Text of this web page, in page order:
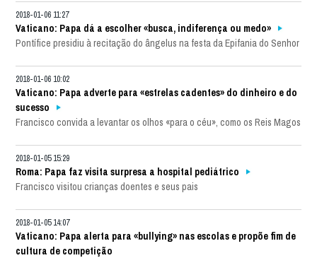
2018-01-06 11:27
Vaticano: Papa dá a escolher «busca, indiferença ou medo»
Pontífice presidiu à recitação do ângelus na festa da Epifania do Senhor
2018-01-06 10:02
Vaticano: Papa adverte para «estrelas cadentes» do dinheiro e do
sucesso
Francisco convida a levantar os olhos «para o céu», como os Reis Magos
2018-01-05 15:29
Roma: Papa faz visita surpresa a hospital pediátrico
Francisco visitou crianças doentes e seus pais
2018-01-05 14:07
Vaticano: Papa alerta para «bullying» nas escolas e propõe fim de
cultura de competição